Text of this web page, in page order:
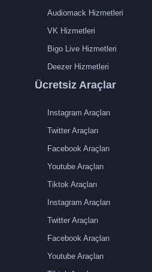
Audiomack Hizmetleri
VK Hizmetleri
Bigo Live Hizmetleri
Deezer Hizmetleri
Ücretsiz Araçlar
Instagram Araçları
Twitter Araçları
Facebook Araçları
Youtube Araçları
Tiktok Araçları
Instagram Araçları
Twitter Araçları
Facebook Araçları
Youtube Araçları